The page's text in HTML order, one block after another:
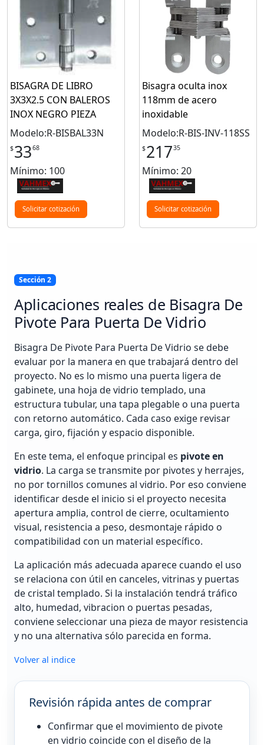
BISAGRA DE LIBRO
3X3X2.5 CON BALEROS
INOX NEGRO PIEZA
Modelo:R-BISBAL33N
$3368
Mínimo: 100
Solicitar cotización
Bisagra oculta inox
118mm de acero
inoxidable
Modelo:R-BIS-INV-118SS
$21735
Mínimo: 20
Solicitar cotización
Sección 2
Aplicaciones reales de Bisagra De
Pivote Para Puerta De Vidrio
Bisagra De Pivote Para Puerta De Vidrio se debe
evaluar por la manera en que trabajará dentro del
proyecto. No es lo mismo una puerta ligera de
gabinete, una hoja de vidrio templado, una
estructura tubular, una tapa plegable o una puerta
con retorno automático. Cada caso exige revisar
carga, giro, fijación y espacio disponible.
En este tema, el enfoque principal es pivote en
vidrio. La carga se transmite por pivotes y herrajes,
no por tornillos comunes al vidrio. Por eso conviene
identificar desde el inicio si el proyecto necesita
apertura amplia, control de cierre, ocultamiento
visual, resistencia a peso, desmontaje rápido o
compatibilidad con un material específico.
La aplicación más adecuada aparece cuando el uso
se relaciona con útil en canceles, vitrinas y puertas
de cristal templado. Si la instalación tendrá tráfico
alto, humedad, vibracion o puertas pesadas,
conviene seleccionar una pieza de mayor resistencia
y no una alternativa sólo parecida en forma.
Volver al indice
Revisión rápida antes de comprar
Confirmar que el movimiento de pivote
en vidrio coincide con el diseño de la